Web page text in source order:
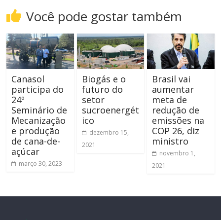
Você pode gostar também
Canasol
participa do
24º
Seminário de
Mecanização
e produção
de cana-de-
açúcar
março 30, 2023
Biogás e o
futuro do
setor
sucroenergét
ico
dezembro 15,
2021
Brasil vai
aumentar
meta de
redução de
emissões na
COP 26, diz
ministro
novembro 1,
2021